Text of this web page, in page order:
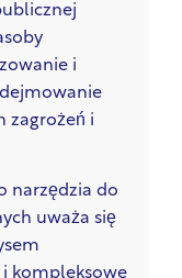
i
zagrożeń i
narzędzia do
uważa się
kompleksowe